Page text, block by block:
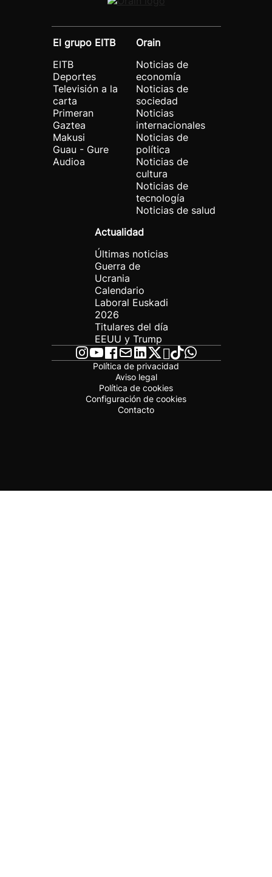
El grupo EITB
EITB
Deportes
Televisión a la
carta
Primeran
Gaztea
Makusi
Guau - Gure
Audioa
Orain
Noticias de
economía
Noticias de
sociedad
Noticias
internacionales
Noticias de
política
Noticias de
cultura
Noticias de
tecnología
Noticias de salud
Actualidad
Últimas noticias
Guerra de
Ucrania
Calendario
Laboral Euskadi
2026
Titulares del día
EEUU y Trump
Política de privacidad
Aviso legal
Política de cookies
Configuración de cookies
Contacto